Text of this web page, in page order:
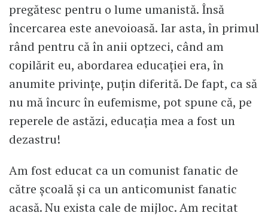
pregătesc pentru o lume umanistă. Însă
încercarea este anevoioasă. Iar asta, în primul
rând pentru că în anii optzeci, când am
copilărit eu, abordarea educației era, în
anumite privințe, puțin diferită. De fapt, ca să
nu mă încurc în eufemisme, pot spune că, pe
reperele de astăzi, educația mea a fost un
dezastru!
Am fost educat ca un comunist fanatic de
către școală și ca un anticomunist fanatic
acasă. Nu exista cale de mijloc. Am recitat